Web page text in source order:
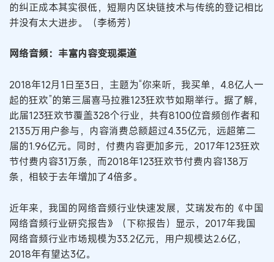
的纠正成本其实很低，短期内区块链技术与传统的登记相比
并没有太大进步。（李杨芳）
网络音频：丰富内容变现渠道
2018年12月1日至3日，主题为“你来听，我买单，4.8亿人一
起的狂欢”的第三届喜马拉雅123狂欢节如期举行。据了解，
此届123狂欢节覆盖328个行业，共有8100位音频创作者和
2135万用户参与，内容消费总额超过4.35亿元，远超第二
届的1.96亿元。同时，付费内容更加多元，2017年123狂欢
节付费内容31万条，而2018年123狂欢节付费内容138万
条，相较于去年增加了4倍多。
近年来，我国的网络音频行业快速发展，艾瑞发布的《中国
网络音频行业研究报告》（下称报告）显示，2017年我国
网络音频行业市场规模为33.2亿元，用户规模达2.6亿，
2018年有望达3亿。